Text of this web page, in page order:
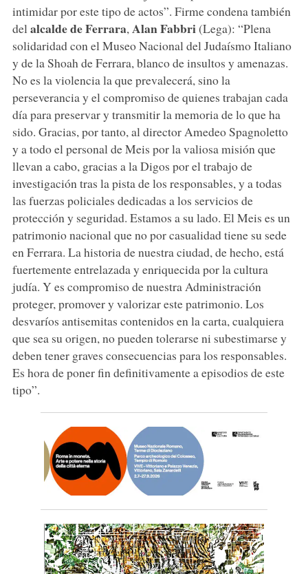
intimidar por este tipo de actos”. Firme condena también
del alcalde de Ferrara, Alan Fabbri(Lega): “Plena
solidaridad con el Museo Nacional del Judaísmo Italiano
y de la Shoah de Ferrara, blanco de insultos y amenazas.
No es la violencia la que prevalecerá, sino la
perseverancia y el compromiso de quienes trabajan cada
día para preservar y transmitir la memoria de lo que ha
sido. Gracias, por tanto, al director Amedeo Spagnoletto
y a todo el personal de Meis por la valiosa misión que
llevan a cabo, gracias a la Digos por el trabajo de
investigación tras la pista de los responsables, y a todas
las fuerzas policiales dedicadas a los servicios de
protección y seguridad. Estamos a su lado. El Meis es un
patrimonio nacional que no por casualidad tiene su sede
en Ferrara. La historia de nuestra ciudad, de hecho, está
fuertemente entrelazada y enriquecida por la cultura
judía. Y es compromiso de nuestra Administración
proteger, promover y valorizar este patrimonio. Los
desvaríos antisemitas contenidos en la carta, cualquiera
que sea su origen, no pueden tolerarse ni subestimarse y
deben tener graves consecuencias para los responsables.
Es hora de poner fin definitivamente a episodios de este
tipo”.